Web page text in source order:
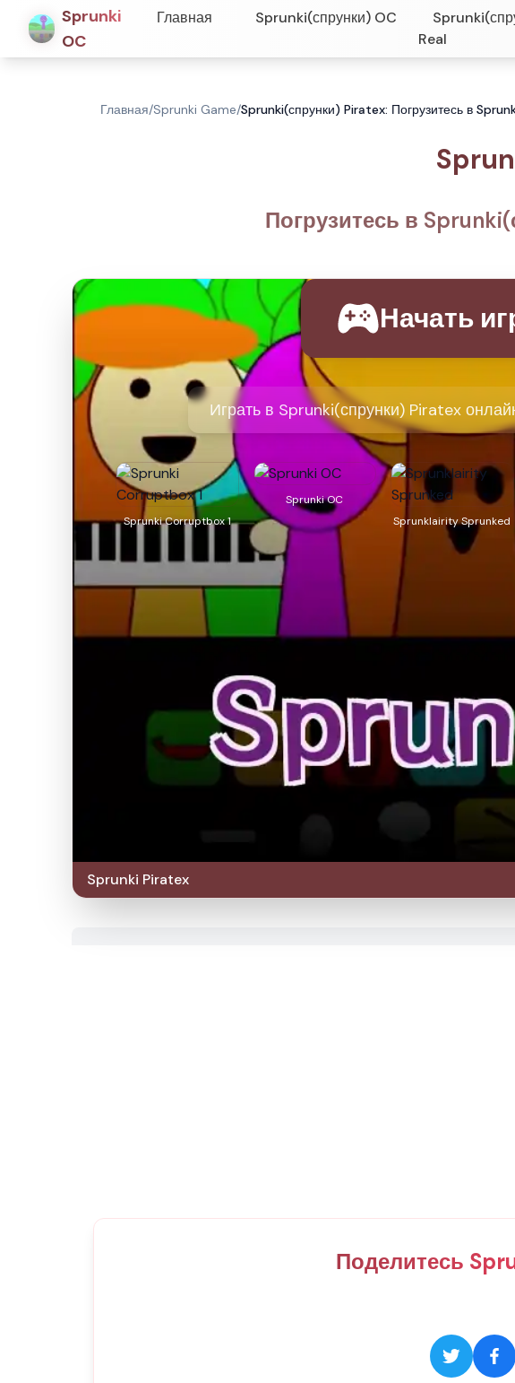
Sprunki
OC
Главная Sprunki(спрунки) OC
Real
Главная/Sprunki Game/Sprunki(спрунки) Piratex: Погрузитесь в
Погрузитесь в
Начать
Играть в Sprunki(спрунки) Piratex
Sprunki Corruptbox 1
Sprunki OC
Sprunklairity Sprunked
Sprunki Piratex
Поделитесь